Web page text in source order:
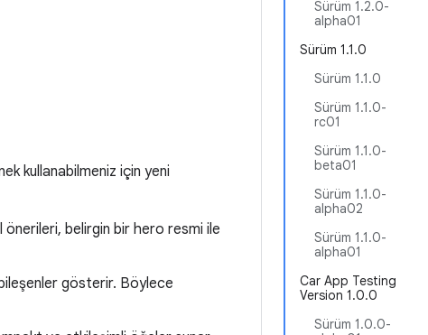
Sürüm 1.2.0-
alpha01
Sürüm 1.1.0
Sürüm 1.1.0
Sürüm 1.1.0-
rc01
Sürüm 1.1.0-
beta01
Sürüm 1.1.0-
alpha02
Sürüm 1.1.0-
alpha01
Car App Testing
Version 1.0.0
Sürüm 1.0.0-
kullanabilmeniz için yeni
önerileri, belirgin bir hero resmi ile
gösterir. Böylece